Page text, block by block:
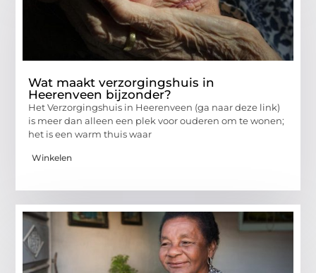
Wat maakt verzorgingshuis in
Heerenveen bijzonder?
Het Verzorgingshuis in Heerenveen (ga naar deze link)
is meer dan alleen een plek voor ouderen om te wonen;
het is een warm thuis waar
Winkelen